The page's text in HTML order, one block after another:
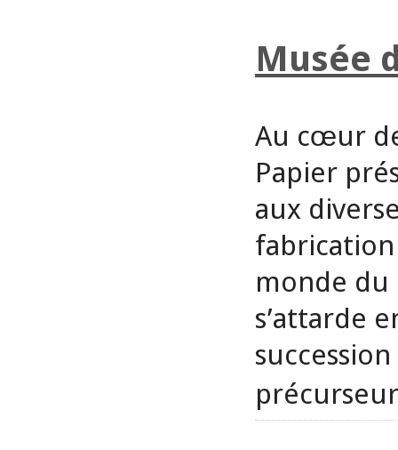
Musée
Au cœur
Papier
aux
monde du
s’attarde